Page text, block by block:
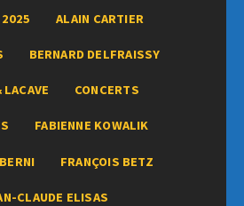
2025 ALAIN CARTIER
BERNARD DELFRAISSY
CONCERTS
FABIENNE KOWALIK
FRANÇOIS BETZ
CLAUDE ELISAS